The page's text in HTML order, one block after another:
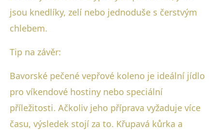
jsou knedlíky, zelí nebo jednoduše s čerstvým
chlebem.
Tip na závěr:
Bavorské pečené vepřové koleno je ideální jídlo
pro víkendové hostiny nebo speciální
příležitosti. Ačkoliv jeho příprava vyžaduje více
času, výsledek stojí za to. Křupavá kůrka a